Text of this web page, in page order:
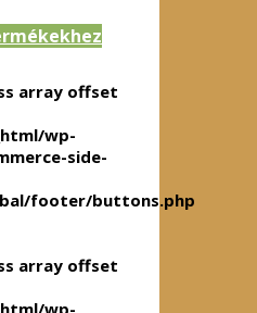
array offset
wp-
side-
footer/buttons.php
array offset